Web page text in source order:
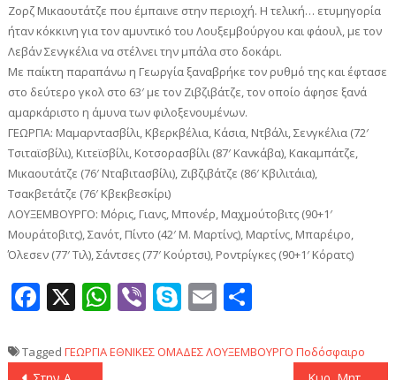
Ζορζ Μικαουτάτζε που έμπαινε στην περιοχή. Η τελική… ετυμηγορία
ήταν κόκκινη για τον αμυντικό του Λουξεμβούργου και φάουλ, με τον
Λεβάν Σενγκέλια να στέλνει την μπάλα στο δοκάρι.
Με παίκτη παραπάνω η Γεωργία ξαναβρήκε τον ρυθμό της και έφτασε
στο δεύτερο γκολ στο 63′ με τον Ζιβζιβάτζε, τον οποίο άφησε ξανά
αμαρκάριστο η άμυνα των φιλοξενουμένων.
ΓΕΩΡΓΙΑ: Μαμαρντασβίλι, Κβερκβέλια, Κάσια, Ντβάλι, Σενγκέλια (72′
Τσιταϊσβίλι), Κιτεϊσβίλι, Κοτσορασβίλι (87′ Κανκάβα), Κακαμπάτζε,
Μικαουτάτζε (76′ Νταβιτασβίλι), Ζιβζιβάτζε (86′ Κβιλιτάια),
Τσακβετάτζε (76′ Κβεκβεσκίρι)
ΛΟΥΞΕΜΒΟΥΡΓΟ: Μόρις, Γιανς, Μπονέρ, Μαχμούτοβιτς (90+1′
Μουράτοβιτς), Σανότ, Πίντο (42′ Μ. Μαρτίνς), Μαρτίνς, Μπαρέιρο,
Όλεσεν (77′ Τιλ), Σάντσες (77′ Κούρτσι), Ροντρίγκες (90+1′ Κόρατς)
Facebook
X WhatsApp
ViberSkype
Email
Tagged ΓΕΩΡΓΙΑΕΘΝΙΚΕΣ ΟΜΑΔΕΣΛΟΥΞΕΜΒΟΥΡΓΟ Ποδόσφαιρο